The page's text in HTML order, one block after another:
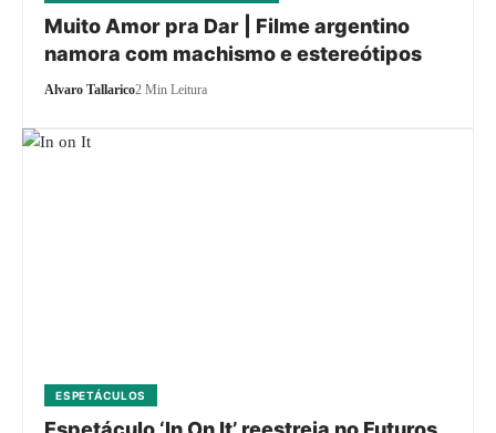
Muito Amor pra Dar | Filme argentino
namora com machismo e estereótipos
Alvaro Tallarico2 Min Leitura
ESPETÁCULOS